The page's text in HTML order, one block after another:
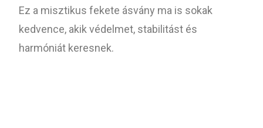
Ez a misztikus fekete ásvány ma is sokak
kedvence, akik védelmet, stabilitást és
harmóniát keresnek.